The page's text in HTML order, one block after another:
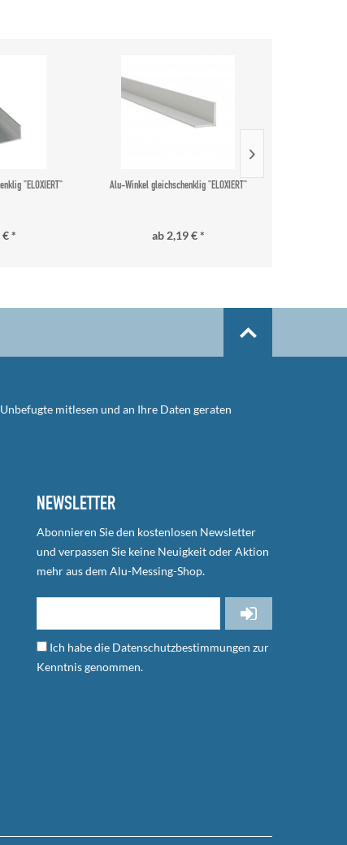
"ELOXIERT"
€ *
Alu-Winkel gleichschenklig "ELOXIERT"
ab 2,19 € *
mitlesen und an Ihre Daten geraten
NEWSLETTER
Abonnieren Sie den kostenlosen Newsletter
und verpassen Sie keine Neuigkeit oder Aktion
mehr aus dem Alu-Messing-Shop.
Ich habe die Datenschutzbestimmungen zur
Kenntnis genommen.